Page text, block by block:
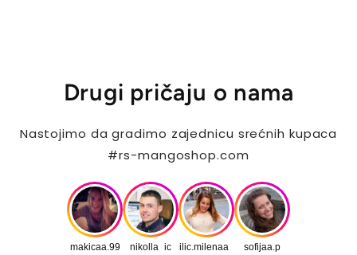
Drugi pričaju o nama
Nastojimo da gradimo zajednicu srećnih kupaca
#rs-mangoshop.com
makicaa.99 nikolla_ic ilic.milenaa_ sofijaa.p